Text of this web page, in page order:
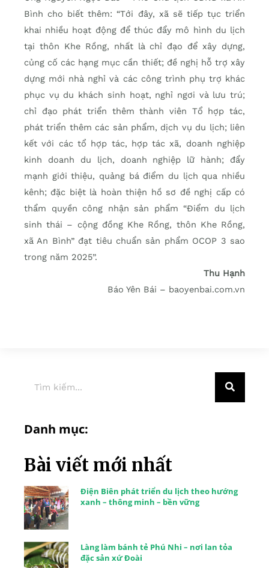
Bình cho biết thêm: “Tới đây, xã sẽ tiếp tục triển
khai nhiều hoạt động để thúc đẩy mô hình du lịch
tại thôn Khe Rồng, nhất là chỉ đạo để xây dựng,
củng cố các hạng mục cần thiết; đề nghị hỗ trợ xây
dựng mới nhà nghỉ và các công trình phụ trợ khác
phục vụ du khách sinh hoạt, nghỉ ngơi và lưu trú;
chỉ đạo phát triển thêm thành viên Tổ hợp tác,
phát triển thêm các sản phẩm, dịch vụ du lịch; liên
kết với các tổ hợp tác, hợp tác xã, doanh nghiệp
kinh doanh du lịch, doanh nghiệp lữ hành; đẩy
mạnh giới thiệu, quảng bá điểm du lịch qua nhiều
kênh; đặc biệt là hoàn thiện hồ sơ đề nghị cấp có
thẩm quyền công nhận sản phẩm “Điểm du lịch
sinh thái – cộng đồng Khe Rồng, thôn Khe Rồng,
xã An Bình” đạt tiêu chuẩn sản phẩm OCOP 3 sao
trong năm 2025”.
Thu Hạnh
Báo Yên Bái – baoyenbai.com.vn
Danh mục:
Bài viết mới nhất
Điện Biên phát triển du lịch theo hướng
xanh – thông minh – bền vững
Làng làm bánh tẻ Phú Nhi – nơi lan tỏa
đặc sản xứ Đoài